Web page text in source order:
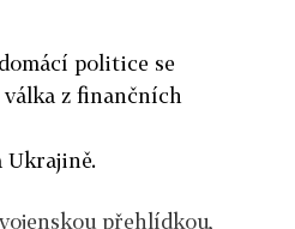
politice se
z finančních
Ukrajině.
přehlídkou,